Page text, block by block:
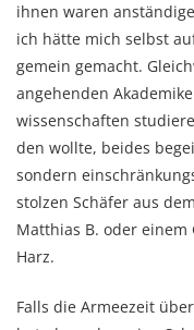
ihnen waren
ich hätte mich selbst
gemein ge­macht.
angehenden
wissenschaften
den wollte, beides
son­dern
stolzen Schäfer aus
Matthias B. oder einem
Harz.
Falls die Armee­zeit